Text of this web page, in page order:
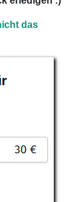
das